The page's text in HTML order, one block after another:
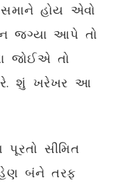
હોય એવો
જગ્યા આપે તો
જોઈએ તો
શું ખરેખર આ
સીમિત
બંને તરફ